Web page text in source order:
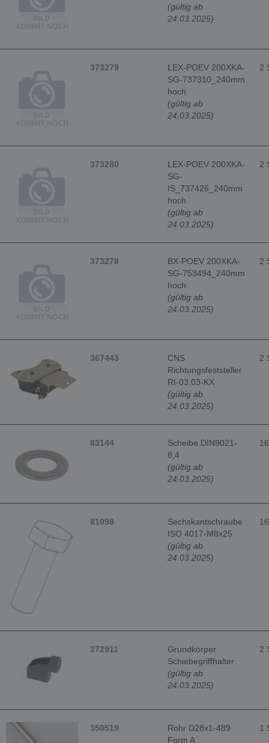
(gültig ab
24.03.2025)
373279
LEX-POEV 200XKA-
SG-737310_240mm
hoch
(gültig ab
24.03.2025)
2
373280
LEX-POEV 200XKA-
SG-
IS_737426_240mm
hoch
(gültig ab
24.03.2025)
2
373278
BX-POEV 200XKA-
SG-753494_240mm
hoch
(gültig ab
24.03.2025)
2
367443
CNS
Richtungsfeststeller
RI-03.03-KX
(gültig ab
24.03.2025)
2
83144
Scheibe DIN9021-
8,4
(gültig ab
24.03.2025)
81098
Sechskantschraube
ISO 4017-M8x25
(gültig ab
24.03.2025)
372911
Grundkörper
Schiebegriffhalter
(gültig ab
24.03.2025)
2
350519
Rohr D28x1-489
Form A
1